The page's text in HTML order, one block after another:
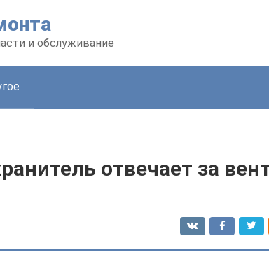
и обслуживание
отвечает за